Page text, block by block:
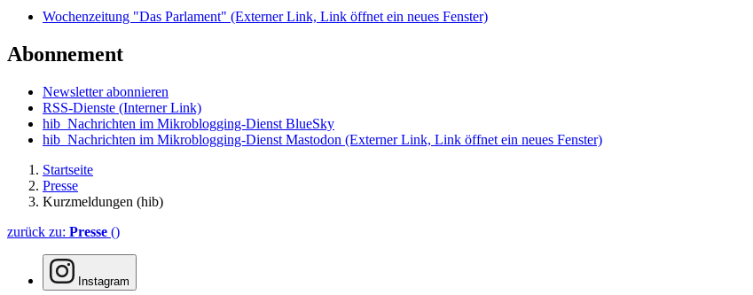
Wochenzeitung "Das Parlament" (Externer Link, Link öffnet ein neues Fenster)
Abonnement
Newsletter abonnieren
RSS-Dienste (Interner Link)
hib_Nachrichten im Mikroblogging-Dienst BlueSky
hib_Nachrichten im Mikroblogging-Dienst Mastodon (Externer Link, Link öffnet ein neues Fenster)
Startseite
Presse
Kurzmeldungen (hib)
zurück zu: Presse ()
Instagram